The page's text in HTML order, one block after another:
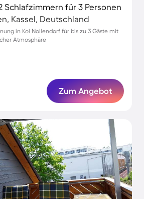
Schlafzimmern für 3 Personen
Kassel, Deutschland
in Kol Nollendorf für bis zu 3 Gäste mit
Atmosphäre
Zum Angebot